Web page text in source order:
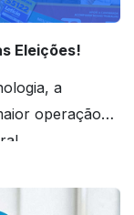
Eleições!
a
operação